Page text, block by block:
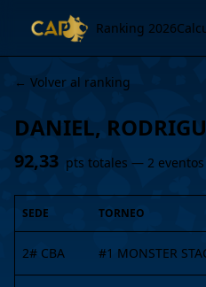
Ranking 2026
← Volver al ranking
DANIEL,
92,33 pts totales — 2 eventos
SEDE TORNEO
2# CBA #1 MONSTER